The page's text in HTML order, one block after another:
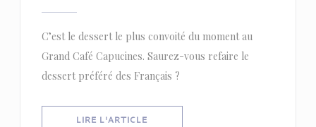
C’est le dessert le plus convoité du moment au
Grand Café Capucines. Saurez-vous refaire le
dessert préféré des Français ?
LIRE L'ARTICLE